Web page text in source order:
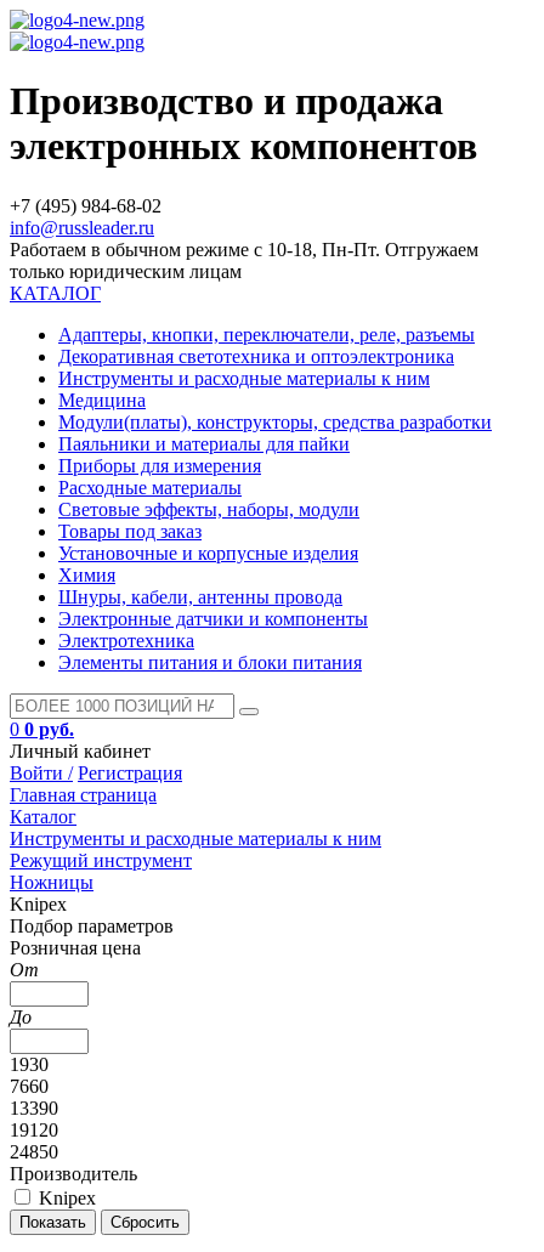
Производство и продажа
электронных компонентов
+7 (495) 984-68-02
info@russleader.ru
Работаем в обычном режиме с 10-18, Пн-Пт. Отгружаем
только юридическим лицам
КАТАЛОГ
Адаптеры, кнопки, переключатели, реле, разъемы
Декоративная светотехника и оптоэлектроника
Инструменты и расходные материалы к ним
Медицина
Модули(платы), конструкторы, средства разработки
Паяльники и материалы для пайки
Приборы для измерения
Расходные материалы
Световые эффекты, наборы, модули
Товары под заказ
Установочные и корпусные изделия
Химия
Шнуры, кабели, антенны провода
Электронные датчики и компоненты
Электротехника
Элементы питания и блоки питания
0 0 руб.
Личный кабинет
Войти / Регистрация
Главная страница
Каталог
Инструменты и расходные материалы к ним
Режущий инструмент
Ножницы
Knipex
Подбор параметров
Розничная цена
От
До
1930
7660
13390
19120
24850
Производитель
Knipex